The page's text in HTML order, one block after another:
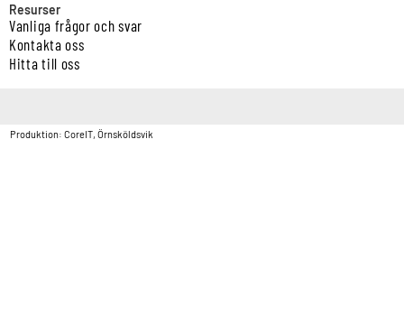
Resurser
Vanliga frågor och svar
Kontakta oss
Hitta till oss
Produktion: CoreIT, Örnsköldsvik